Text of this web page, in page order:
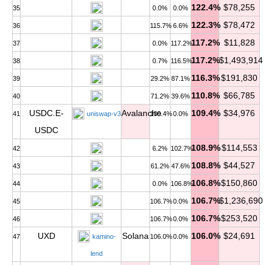
35 0.0% 0.0% 122.4% $78,255
36 115.7%6.6% 122.3% $78,472
37 0.0% 117.2%117.2% $11,828
38 0.7% 116.5%117.2%$1,493,914
39 29.2% 87.1% 116.3%$191,830
40 71.2% 39.6% 110.8% $66,785
41
USDC.E-
USDC
uniswap-v3Avalanche109.4%0.0% 109.4% $34,976
42 6.2% 102.7%108.9%$114,553
43 61.2% 47.6% 108.8% $44,527
44 0.0% 106.8%106.8%$150,860
45 106.7%0.0% 106.7%$1,236,690
46 106.7%0.0% 106.7%$253,520
47 UXD kamino-
lend
Solana 106.0%0.0% 106.0% $24,691